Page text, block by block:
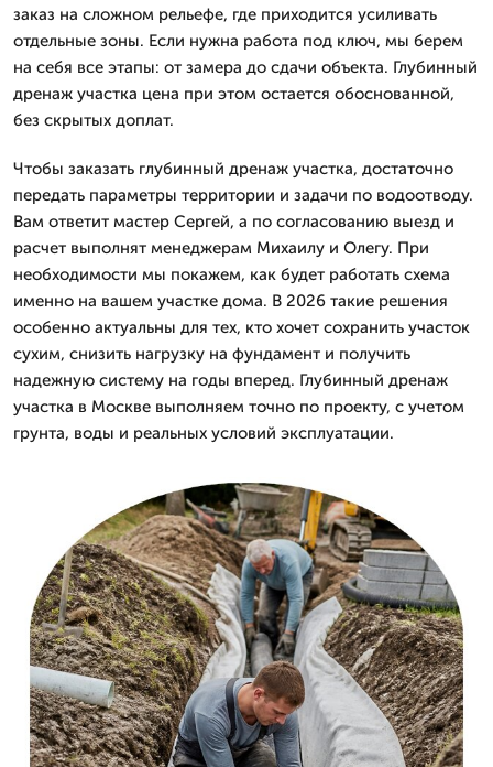
заказ на сложном рельефе, где приходится усиливать
отдельные зоны. Если нужна работа под ключ, мы берем
на себя все этапы: от замера до сдачи объекта. Глубинный
дренаж участка цена при этом остается обоснованной,
без скрытых доплат.
Чтобы заказать глубинный дренаж участка, достаточно
передать параметры территории и задачи по водоотводу.
Вам ответит мастер Сергей, а по согласованию выезд и
расчет выполнят менеджерам Михаилу и Олегу. При
необходимости мы покажем, как будет работать схема
именно на вашем участке дома. В 2026 такие решения
особенно актуальны для тех, кто хочет сохранить участок
сухим, снизить нагрузку на фундамент и получить
надежную систему на годы вперед. Глубинный дренаж
участка в Москве выполняем точно по проекту, с учетом
грунта, воды и реальных условий эксплуатации.